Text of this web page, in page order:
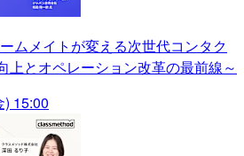
ムメイトが変える次世代コンタク
上とオペレーション改革の最前線～
15:00